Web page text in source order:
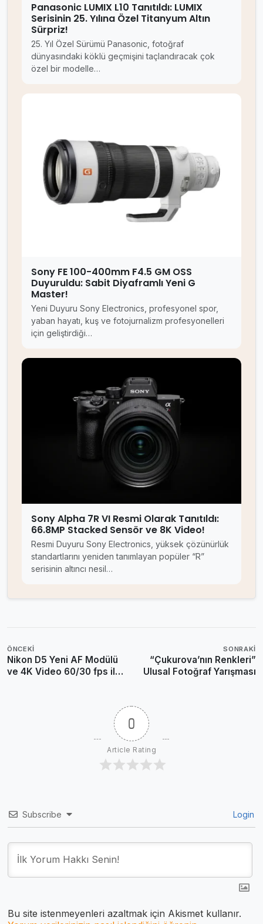
Panasonic LUMIX L10 Tanıtıldı: LUMIX
Serisinin 25. Yılına Özel Titanyum Altın
Sürpriz!
25. Yıl Özel Sürümü Panasonic, fotoğraf
dünyasındaki köklü geçmişini taçlandıracak çok
özel bir modelle…
Sony FE 100-400mm F4.5 GM OSS
Duyuruldu: Sabit Diyaframlı Yeni G
Master!
Yeni Duyuru Sony Electronics, profesyonel spor,
yaban hayatı, kuş ve fotojurnalizm profesyonelleri
için geliştirdiği…
Sony Alpha 7R VI Resmi Olarak Tanıtıldı:
66.8MP Stacked Sensör ve 8K Video!
Resmi Duyuru Sony Electronics, yüksek çözünürlük
standartlarını yeniden tanımlayan popüler “R”
serisinin altıncı nesil…
ÖNCEKI
Nikon D5 Yeni AF Modülü
ve 4K Video 60/30 fps ile
SONRAKI
“Çukurova’nın Renkleri”
Ulusal Fotoğraf Yarışması
0
Article Rating
Subscribe Login
Bu site istenmeyenleri azaltmak için Akismet kullanır.